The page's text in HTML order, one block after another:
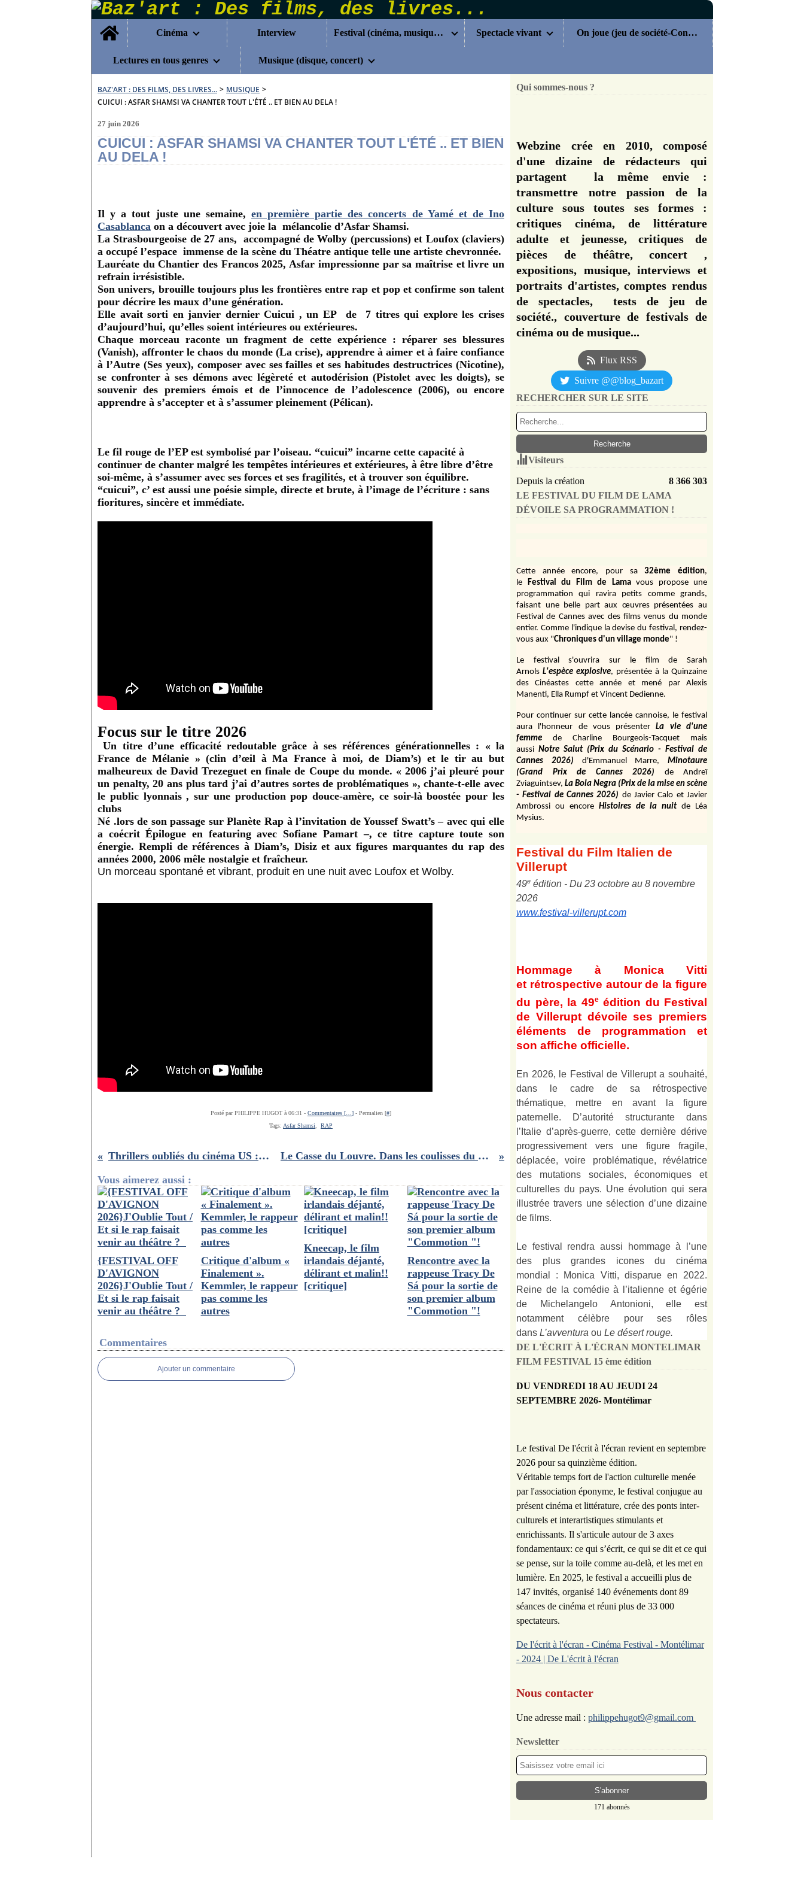
Home
Cinéma
Interview Festival (cinéma, musique...) Spectacle vivant On joue (jeu de société-Concours)
Lectures en tous genres Musique (disque, concert)
BAZ'ART : DES FILMS, DES LIVRES... > MUSIQUE >
CUICUI : ASFAR SHAMSI VA CHANTER TOUT L'ÉTÉ .. ET BIEN AU DELA !
27 juin 2026
CUICUI : ASFAR SHAMSI VA CHANTER TOUT L'ÉTÉ .. ET BIEN
AU DELA !
Il y a tout juste une semaine, en première partie des concerts de Yamé et de Ino
Casablanca on a découvert avec joie la mélancolie d’Asfar Shamsi.
La Strasbourgeoise de 27 ans, accompagné de Wolby (percussions) et Loufox (claviers)
a occupé l’espace immense de la scène du Théatre antique telle une artiste chevronnée.
Lauréate du Chantier des Francos 2025, Asfar impressionne par sa maîtrise et livre un
refrain irrésistible.
Son univers, brouille toujours plus les frontières entre rap et pop et confirme son talent
pour décrire les maux d’une génération.
Elle avait sorti en janvier dernier Cuicui , un EP de 7 titres qui explore les crises
d’aujourd’hui, qu’elles soient intérieures ou extérieures.
Chaque morceau raconte un fragment de cette expérience : réparer ses blessures
(Vanish), affronter le chaos du monde (La crise), apprendre à aimer et à faire confiance
à l’Autre (Ses yeux), composer avec ses failles et ses habitudes destructrices (Nicotine),
se confronter à ses démons avec légèreté et autodérision (Pistolet avec les doigts), se
souvenir des premiers émois et de l’innocence de l’adolescence (2006), ou encore
apprendre à s’accepter et à s’assumer pleinement (Pélican).
Le fil rouge de l’EP est symbolisé par l’oiseau. “cuicui” incarne cette capacité à
continuer de chanter malgré les tempêtes intérieures et extérieures, à être libre d’être
soi-même, à s’assumer avec ses forces et ses fragilités, et à trouver son équilibre.
“cuicui”, c’ est aussi une poésie simple, directe et brute, à l’image de l’écriture : sans
fioritures, sincère et immédiate.
Focus sur le titre 2026
Un titre d’une efficacité redoutable grâce à ses références générationnelles : « la
France de Mélanie » (clin d’œil à Ma France à moi, de Diam’s) et le tir au but
malheureux de David Trezeguet en finale de Coupe du monde. « 2006 j’ai pleuré pour
un penalty, 20 ans plus tard j’ai d’autres sortes de problématiques », chante-t-elle avec
le public lyonnais , sur une production pop douce-amère, ce soir-là boostée pour les
clubs
Né .lors de son passage sur Planète Rap à l’invitation de Youssef Swatt’s – avec qui elle
a coécrit Épilogue en featuring avec Sofiane Pamart –, ce titre capture toute son
énergie. Rempli de références à Diam’s, Disiz et aux figures marquantes du rap des
années 2000, 2006 mêle nostalgie et fraîcheur.
Un morceau spontané et vibrant, produit en une nuit avec Loufox et Wolby.
Posté par PHILIPPE HUGOT à 06:31 - Commentaires [ ] - Permalien [#]
Tags: Asfar Shamsi RAP
Thrillers oubliés du cinéma US : Troubles de Wolfgang Petersen
Le Casse du Louvre. Dans les coulisses du musée mythique de Patricia Tourancheau
Vous aimerez aussi :
{FESTIVAL OFF
D'AVIGNON
2026}J'Oublie Tout /
Et si le rap faisait
venir au théâtre ? ­
Critique d'album «
Finalement ».
Kemmler, le rappeur
pas comme les
autres
Kneecap, le film
irlandais déjanté,
délirant et malin!!
[critique]
Rencontre avec la
rappeuse Tracy De
Sá pour la sortie de
son premier album
"Commotion "!
Commentaires
Ajouter un commentaire
Qui sommes-nous ?
Webzine crée en 2010, composé
d'une dizaine de rédacteurs qui
partagent la même envie :
transmettre notre passion de la
culture sous toutes ses formes :
critiques cinéma, de littérature
adulte et jeunesse, critiques de
pièces de théâtre, concert ,
expositions, musique, interviews et
portraits d'artistes, comptes rendus
de spectacles, tests de jeu de
société., couverture de festivals de
cinéma ou de musique...
Flux RSS
Suivre @@blog_bazart
RECHERCHER SUR LE SITE
Visiteurs
Depuis la création
8 366 303
LE FESTIVAL DU FILM DE LAMA
DÉVOILE SA PROGRAMMATION !
Cette année encore, pour sa 32ème édition,
le Festival du Film de Lama vous propose une
programmation qui ravira petits comme grands,
faisant une belle part aux œuvres présentées au
Festival de Cannes avec des films venus du monde
entier. Comme l'indique la devise du festival, rendez-
vous aux "Chroniques d'un village monde" !
Le festival s'ouvrira sur le film de Sarah
Arnols L'espèce explosive, présentée à la Quinzaine
des Cinéastes cette année et mené par Alexis
Manenti, Ella Rumpf et Vincent Dedienne.
Pour continuer sur cette lancée cannoise, le festival
aura l'honneur de vous présenter
La vie d'une
femme
de Charline Bourgeois-Tacquet
mais
aussi Notre Salut (Prix du Scénario - Festival de
Cannes 2026)
d'Emmanuel Marre,
Minotaure
(Grand Prix de Cannes 2026)
de Andreï
Zviaguintsev, La Bola Negra (Prix de la mise en scène
- Festival de Cannes 2026) de Javier Calo et Javier
Ambrossi ou encore Histoires de la nuit de Léa
Mysius.
Festival du Film Italien de
Villerupt
49e édition - Du 23 octobre au 8 novembre
2026
www.festival-villerupt.com
Hommage à Monica Vitti
et rétrospective autour de la figure
du père, la 49e édition du Festival
de Villerupt dévoile ses premiers
éléments de programmation et
son affiche officielle.
En 2026, le Festival de Villerupt a souhaité,
dans le cadre de sa rétrospective
thématique, mettre en avant la figure
paternelle. D’autorité structurante dans
l’Italie d’après-guerre, cette dernière dérive
progressivement vers une figure fragile,
déplacée, voire problématique, révélatrice
des mutations sociales, économiques et
culturelles du pays. Une évolution qui sera
illustrée travers une sélection d’une dizaine
de films.
Le festival rendra aussi hommage à l’une
des plus grandes icones du cinéma
mondial : Monica Vitti, disparue en 2022.
Reine de la comédie à l’italienne et égérie
de Michelangelo Antonioni, elle est
notamment célèbre pour ses rôles
dans L’avventura ou Le désert rouge.
DE L'ÉCRIT À L'ÉCRAN MONTELIMAR
FILM FESTIVAL 15 ème édition
DU VENDREDI 18 AU JEUDI 24
SEPTEMBRE 2026- Montélimar
Le festival De l'écrit à l'écran revient en septembre
2026 pour sa quinzième édition.
Véritable temps fort de l'action culturelle menée
par l'association éponyme, le festival conjugue au
présent cinéma et littérature, crée des ponts inter-
culturels et interartistiques stimulants et
enrichissants. Il s'articule autour de 3 axes
fondamentaux: ce qui s’écrit, ce qui se dit et ce qui
se pense, sur la toile comme au-delà, et les met en
lumière. En 2025, le festival a accueilli plus de
147 invités, organisé 140 événements dont 89
séances de cinéma et réuni plus de 33 000
spectateurs.
De l'écrit à l'écran - Cinéma Festival - Montélimar
- 2024 | De L'écrit à l'écran
Nous contacter
Une adresse mail : philippehugot9@gmail.com
Newsletter
171 abonnés